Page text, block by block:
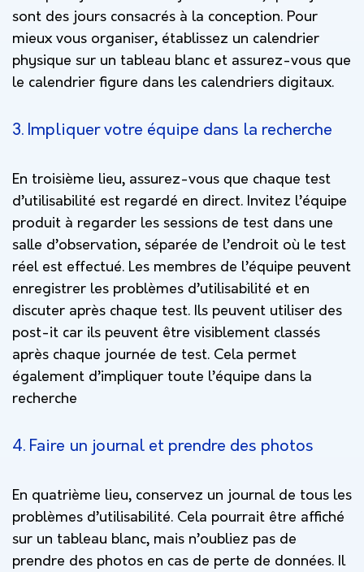
sont des jours consacrés à la conception. Pour
mieux vous organiser, établissez un calendrier
physique sur un tableau blanc et assurez-vous que
le calendrier figure dans les calendriers digitaux.
3. Impliquer votre équipe dans la recherche
En troisième lieu, assurez-vous que chaque test
d’utilisabilité est regardé en direct. Invitez l’équipe
produit à regarder les sessions de test dans une
salle d’observation, séparée de l’endroit où le test
réel est effectué. Les membres de l’équipe peuvent
enregistrer les problèmes d’utilisabilité et en
discuter après chaque test. Ils peuvent utiliser des
post-it car ils peuvent être visiblement classés
après chaque journée de test. Cela permet
également d’impliquer toute l’équipe dans la
recherche
4. Faire un journal et prendre des photos
En quatrième lieu, conservez un journal de tous les
problèmes d’utilisabilité. Cela pourrait être affiché
sur un tableau blanc, mais n’oubliez pas de
prendre des photos en cas de perte de données. Il